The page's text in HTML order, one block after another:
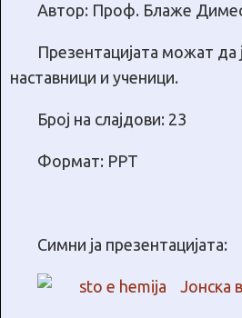
Автор: Проф. Блаже
Презентацијата можат да
наставници и ученици.
Број на слајдови: 23
Формат: PPT
Симни ја презентацијата:
Јонска